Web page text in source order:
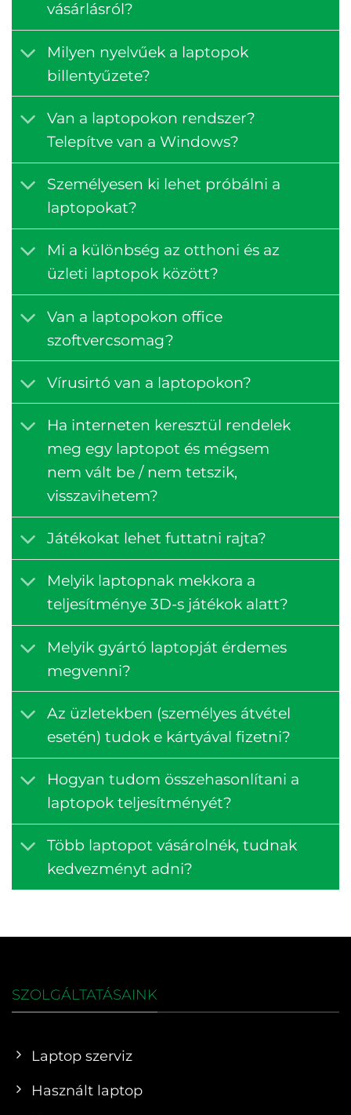
vásárlásról?
Milyen nyelvűek a laptopok
billentyűzete?
Van a laptopokon rendszer?
Telepítve van a Windows?
Személyesen ki lehet próbálni a
laptopokat?
Mi a különbség az otthoni és az
üzleti laptopok között?
Van a laptopokon office
szoftvercsomag?
Vírusirtó van a laptopokon?
Ha interneten keresztül rendelek
meg egy laptopot és mégsem
nem vált be / nem tetszik,
visszavihetem?
Játékokat lehet futtatni rajta?
Melyik laptopnak mekkora a
teljesítménye 3D-s játékok alatt?
Melyik gyártó laptopját érdemes
megvenni?
Az üzletekben (személyes átvétel
esetén) tudok e kártyával fizetni?
Hogyan tudom összehasonlítani a
laptopok teljesítményét?
Több laptopot vásárolnék, tudnak
kedvezményt adni?
SZOLGÁLTATÁSAINK
Laptop szerviz
Használt laptop